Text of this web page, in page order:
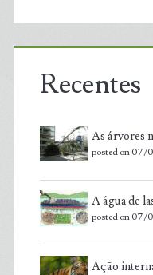
Recentes
As árvores
posted on 07/
A água de
posted on 07/
Ação